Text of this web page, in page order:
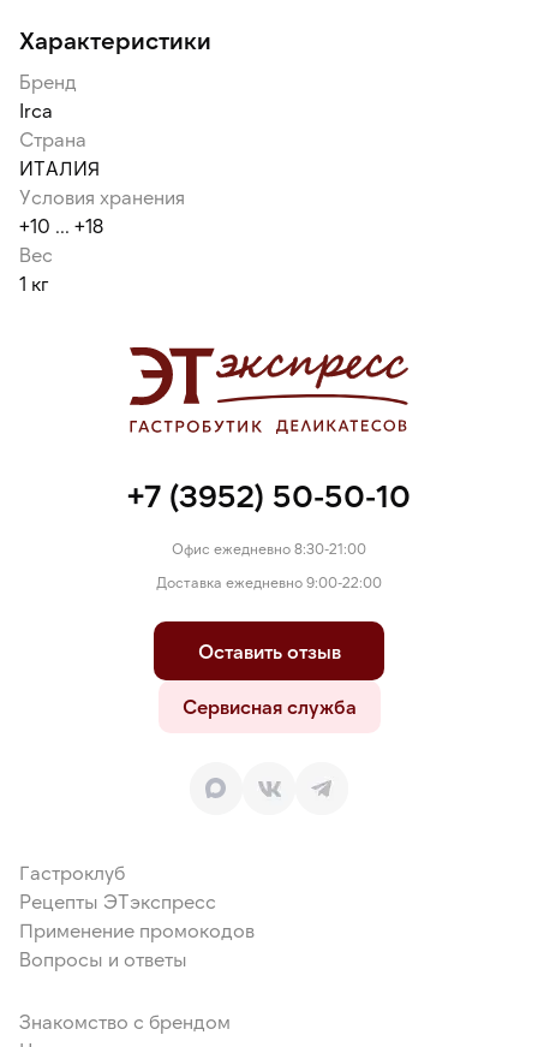
Характеристики
Бренд
Irca
Страна
ИТАЛИЯ
Условия хранения
+10 ... +18
Вес
1 кг
+7 (3952) 50-50-10
Офис ежедневно 8:30-21:00
Доставка ежедневно 9:00-22:00
Оставить отзыв
Сервисная служба
Гастроклуб
Рецепты ЭТэкспресс
Применение промокодов
Вопросы и ответы
Знакомство с брендом